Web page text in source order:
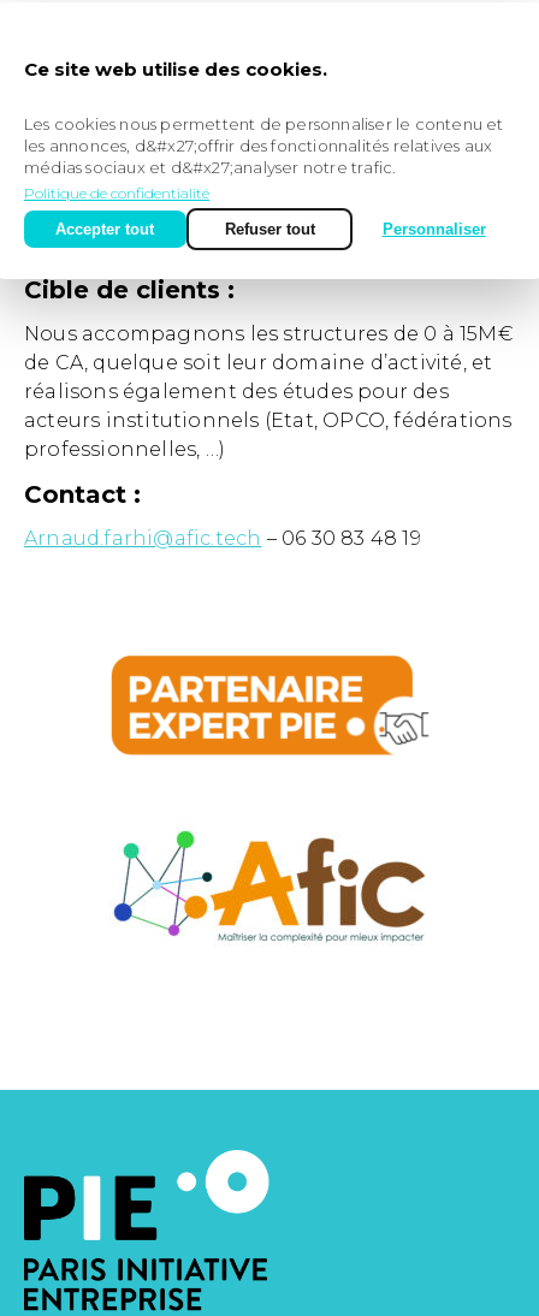
d’information et de leur politique d’utilisation
La structuration d’ensembliers (via des
logiques de mutualisation ou de croissance)
La mise en place de stratégie de coopération
avec les entreprises sociales (achats, logique
emploi, etc.)
Cible de clients :
Nous accompagnons les structures de 0 à 15M€
de CA, quelque soit leur domaine d’activité, et
réalisons également des études pour des
acteurs institutionnels (Etat, OPCO, fédérations
professionnelles, …)
Contact :
Arnaud.farhi@afic.tech – 06 30 83 48 19
Ce site web utilise des cookies.
Les cookies nous permettent de personnaliser le contenu et
les annonces, d&#x27;offrir des fonctionnalités relatives aux
médias sociaux et d&#x27;analyser notre trafic.
Politique de confidentialité
Accepter tout
Refuser tout Personnaliser